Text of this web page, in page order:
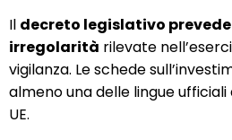
Il decreto legislativo
irregolarità rilevate
vigilanza. Le schede
almeno una delle lingue
UE.